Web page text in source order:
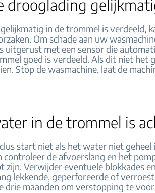
drooglading
in de trommel is verdeeld,
Om schade aan uw
uitgerust met een sensor die
goed is verdeeld. Als dit niet het
Stop de wasmachine, laat de
in de trommel is
start niet als het water niet geheel
controleer de afvoerslang en het
zijn. Verwijder eventuele blokkades
lekkende, geperforeerde of
drie maanden om verstopping te